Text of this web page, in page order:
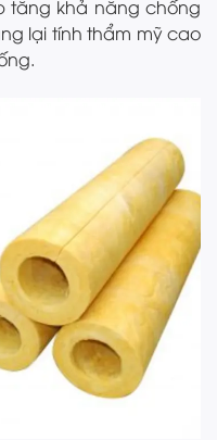
tăng khả năng chống
lại tính thẩm mỹ cao